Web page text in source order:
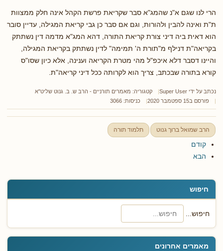
חיפוש
חיפוש...
מאמרים אחרונים
הרי לנו שגם א"נ שהמג"א סבר שקריאת פרשת הקהל אינה חלק ממצוות
ת"ת ואינה להבין ולהורות, וגם אם סבר כן גבי קריאת המגילה, עדיין סובר
הוא דאית ביה דיני צורת קריאת התורה, דהא המג"א מדמה דין נשתתק
בקריאה"ת דנילף מ"תורת ה' תמימה" לדין נשתתק בקריאת המגילה,
והיינו דסבר דלא איכפ"ל מהי מטרת הקריאה וענינה, אלא כיון שסו"ס
קורא בתורה שבכתב, צריך הוא לקרותה ככל דיני קריאה"ת.
נכתב על ידי Super User קטגוריה: מאמרים תורניים - הרב ש. ב. גנוט שליט"א
פורסם ב15 ספטמבר 2020
כניסות: 3066
הרב שמואל ברוך גנוט תלמוד תורה
קודם
הבא